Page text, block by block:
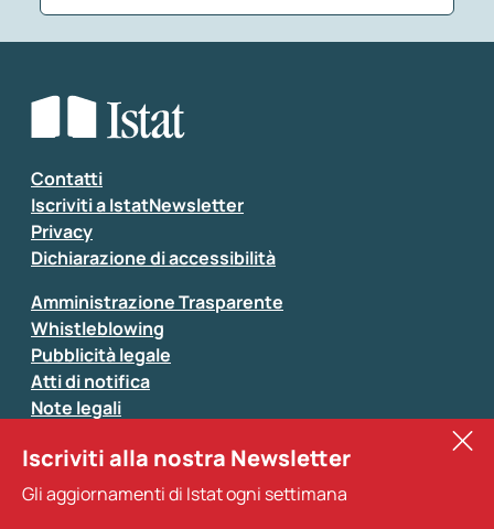
Seleziona la tipologia della segnalazione
Inserisci il tuo commento
Si prega di non fornire dati di natura personale (ad
Contatti
Iscriviti a IstatNewsletter
Privacy
Dichiarazione di accessibilità
Amministrazione Trasparente
Whistleblowing
Pubblicità legale
Atti di notifica
Note legali
Sistan
Altri servizi
Iscriviti alla nostra Newsletter
Gli aggiornamenti di Istat ogni settimana